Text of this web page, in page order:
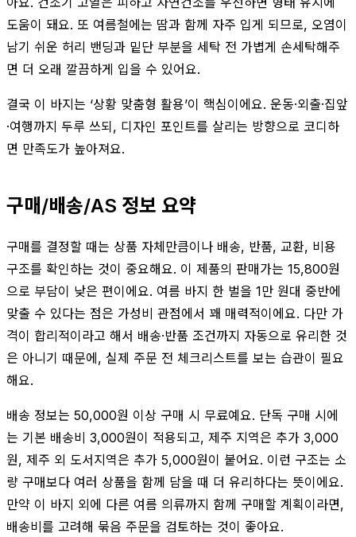
도움이 돼요. 또 여름철에는 땀과 함께 자주 입게 되므로, 오염이
남기 쉬운 허리 밴딩과 밑단 부분을 세탁 전 가볍게 손세탁해주
면 더 오래 깔끔하게 입을 수 있어요.
결국 이 바지는 ‘상황 맞춤형 활용’이 핵심이에요. 운동·외출·집앞
·여행까지 두루 쓰되, 디자인 포인트를 살리는 방향으로 코디하
면 만족도가 높아져요.
구매/배송/AS 정보 요약
구매를 결정할 때는 상품 자체만큼이나 배송, 반품, 교환, 비용
구조를 확인하는 것이 중요해요. 이 제품의 판매가는 15,800원
으로 부담이 낮은 편이에요. 여름 바지 한 벌을 1만 원대 중반에
맞출 수 있다는 점은 가성비 관점에서 꽤 매력적이에요. 다만 가
격이 합리적이라고 해서 배송·반품 조건까지 자동으로 유리한 것
은 아니기 때문에, 실제 주문 전 체크리스트를 보는 습관이 필요
해요.
배송 정보는 50,000원 이상 구매 시 무료예요. 단독 구매 시에
는 기본 배송비 3,000원이 적용되고, 제주 지역은 추가 3,000
원, 제주 외 도서지역은 추가 5,000원이 붙어요. 이런 구조는 소
량 구매보다 여러 상품을 함께 담을 때 더 유리하다는 뜻이에요.
만약 이 바지 외에 다른 여름 의류까지 함께 구매할 계획이라면,
배송비를 고려해 묶음 주문을 검토하는 것이 좋아요.